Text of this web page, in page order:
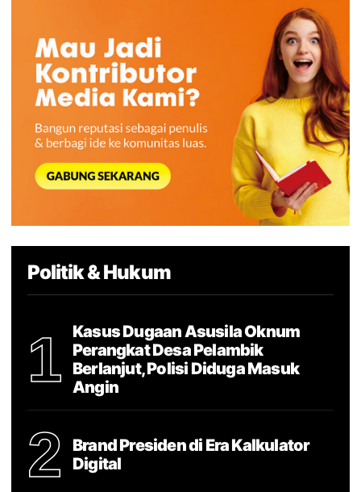
Politik & Hukum
1
Kasus Dugaan Asusila Oknum
Perangkat Desa Pelambik
Berlanjut, Polisi Diduga Masuk
Angin
2
Brand Presiden di Era Kalkulator
Digital